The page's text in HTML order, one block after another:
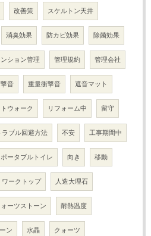
改善策 スケルトン天井
消臭効果 防カビ効果 除菌効果
ション管理 管理規約 管理会社
音 重量衝撃音 遮音マット
ウォーク リフォーム中 留守
ラブル回避方法 不安 工事期間中
ポータブルトイレ 向き 移動
ワークトップ 人造大理石
ーツストーン 耐熱温度
ン 水晶 クォーツ